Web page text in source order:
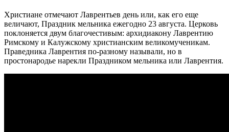
Христиане отмечают Лаврентьев день или, как его еще
величают, Праздник мельника ежегодно 23 августа. Церковь
поклоняется двум благочестивым: архидиакону Лаврентию
Римскому и Калужскому христианским великомученикам.
Праведника Лаврентия по-разному называли, но в
простонародье нарекли Праздником мельника или Лаврентия.